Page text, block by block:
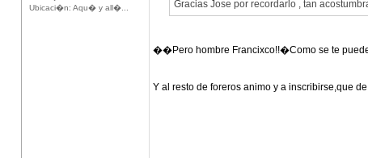
Ubicaci�n: Aqu� y all�...
Gracias Jose por recordarlo , tan
��Pero hombre Francixco!!�Como se te
Y al resto de foreros animo y a inscribirse,que